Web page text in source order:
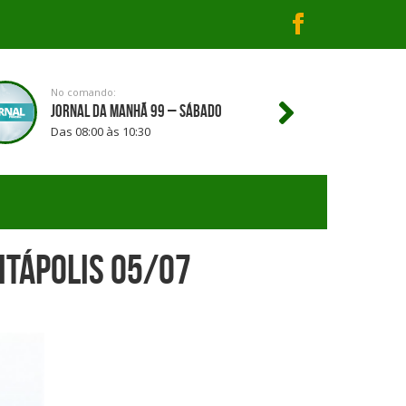
No comando:
JORNAL DA MANHÃ 99 – SÁBADO
Das 08:00 às 10:30
05/07